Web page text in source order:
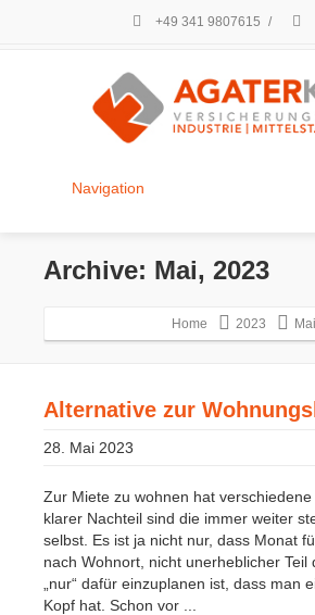
+49 341 9807615 /
Navigation
Archive: Mai, 2023
Home 2023 Mai
Alternative zur
28. Mai 2023
Zur Miete zu wohnen hat
klarer Nachteil sind die immer weiter
selbst. Es ist ja nicht nur, dass Monat
nach Wohnort, nicht unerheblicher Teil
„nur“ dafür einzuplanen ist, dass man
Kopf hat. Schon vor ...